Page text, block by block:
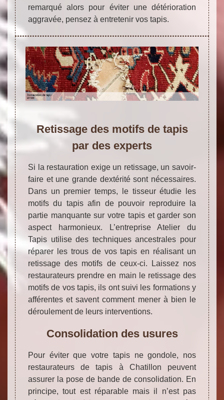
remarqué alors pour éviter une détérioration
aggravée, pensez à entretenir vos tapis.
Retissage des motifs de tapis
par des experts
Si la restauration exige un retissage, un savoir-
faire et une grande dextérité sont nécessaires.
Dans un premier temps, le tisseur étudie les
motifs du tapis afin de pouvoir reproduire la
partie manquante sur votre tapis et garder son
aspect harmonieux. L’entreprise Atelier du
Tapis utilise des techniques ancestrales pour
réparer les trous de vos tapis en réalisant un
retissage des motifs de ceux-ci. Laissez nos
restaurateurs prendre en main le retissage des
motifs de vos tapis, ils ont suivi les formations y
afférentes et savent comment mener à bien le
déroulement de leurs interventions.
Consolidation des usures
Pour éviter que votre tapis ne gondole, nos
restaurateurs de tapis à Chatillon peuvent
assurer la pose de bande de consolidation. En
principe, tout est réparable mais il n’est pas